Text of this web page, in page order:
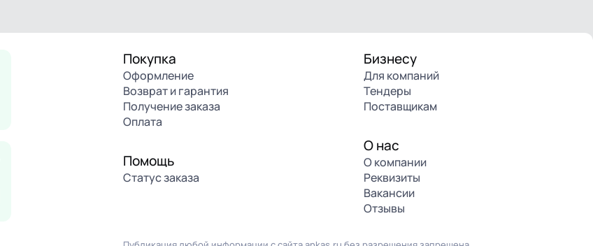
Покупка
Оформление
Возврат и гарантия
Получение заказа
Оплата
Помощь
Статус заказа
Бизнесу
Для компаний
Тендеры
Поставщикам
О нас
О компании
Реквизиты
Вакансии
Отзывы